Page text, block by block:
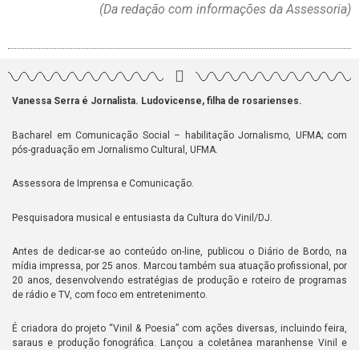
(Da redação com informações da Assessoria)
Vanessa Serra é Jornalista. Ludovicense, filha de rosarienses.
Bacharel em Comunicação Social – habilitação Jornalismo, UFMA; com
pós-graduação em Jornalismo Cultural, UFMA.
Assessora de Imprensa e Comunicação.
Pesquisadora musical e entusiasta da Cultura do Vinil/DJ.
Antes de dedicar-se ao conteúdo on-line, publicou o Diário de Bordo, na
mídia impressa, por 25 anos. Marcou também sua atuação profissional, por
20 anos, desenvolvendo estratégias de produção e roteiro de programas
de rádio e TV, com foco em entretenimento.
É criadora do projeto “Vinil & Poesia” com ações diversas, incluindo feira,
saraus e produção fonográfica. Lançou a coletânea maranhense Vinil e